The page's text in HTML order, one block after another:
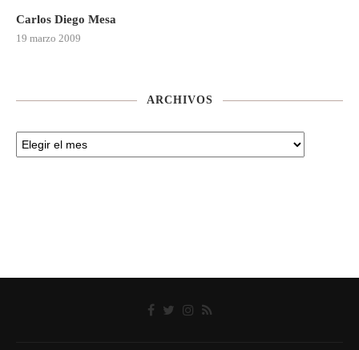
Carlos Diego Mesa
19 marzo 2009
ARCHIVOS